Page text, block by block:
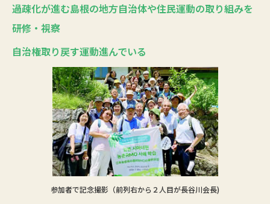
過疎化が進む島根の地方自治体や住民運動の取り組みを
研修・視察
自治権取り戻す運動進んでいる
参加者で記念撮影（前列右から２人目が長谷川会長)